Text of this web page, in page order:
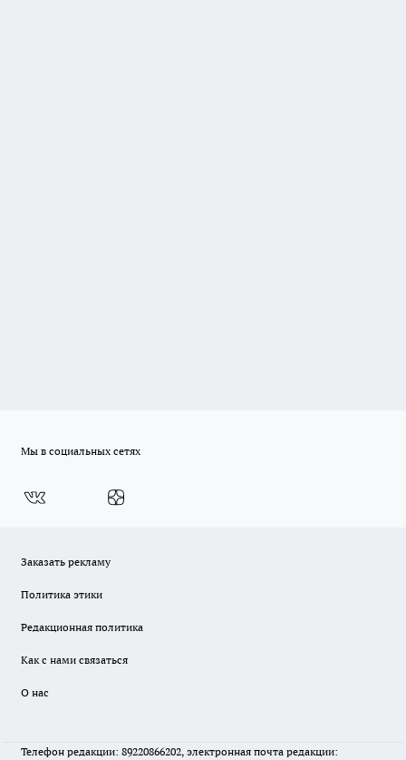
Мы в социальных сетях
Заказать рекламу
Политика этики
Редакционная политика
Как с нами связаться
О нас
Телефон редакции: 89220866202, электронная почта редакции: